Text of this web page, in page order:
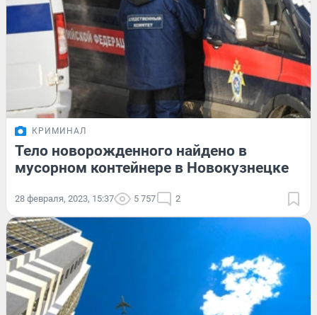
КРИМИНАЛ
Тело новорожденного найдено в
мусорном контейнере в Новокузнецке
28 февраля, 2023, 15:37 5 757 2